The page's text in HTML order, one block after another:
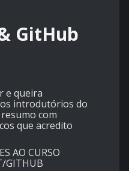
GitHub
e queira
introdutórios do
com
que acredito
AO CURSO
GITHUB